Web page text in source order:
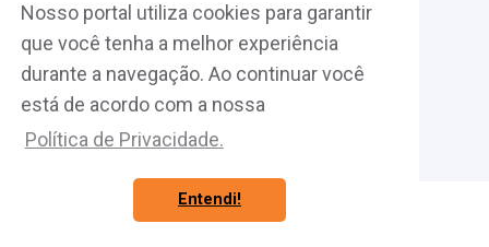
Nosso portal utiliza cookies para garantir
que você tenha a melhor experiência
durante a navegação. Ao continuar você
está de acordo com a nossa
Política de Privacidade.
Entendi!
Fazer Login